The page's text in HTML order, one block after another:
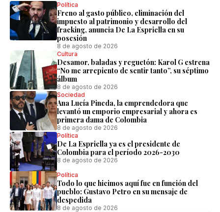
Política
Freno al gasto público, eliminación del
impuesto al patrimonio y desarrollo del
fracking, anuncia De La Espriella en su
posesión
8 de agosto de 2026
Cultura
Desamor, baladas y reguetón: Karol G estrena
“No me arrepiento de sentir tanto”, su séptimo
álbum
8 de agosto de 2026
Sociedad
Ana Lucía Pineda, la emprendedora que
levantó un emporio empresarial y ahora es
primera dama de Colombia
8 de agosto de 2026
Política
De La Espriella ya es el presidente de
Colombia para el período 2026-2030
8 de agosto de 2026
Política
Todo lo que hicimos aquí fue en función del
pueblo: Gustavo Petro en su mensaje de
despedida
8 de agosto de 2026